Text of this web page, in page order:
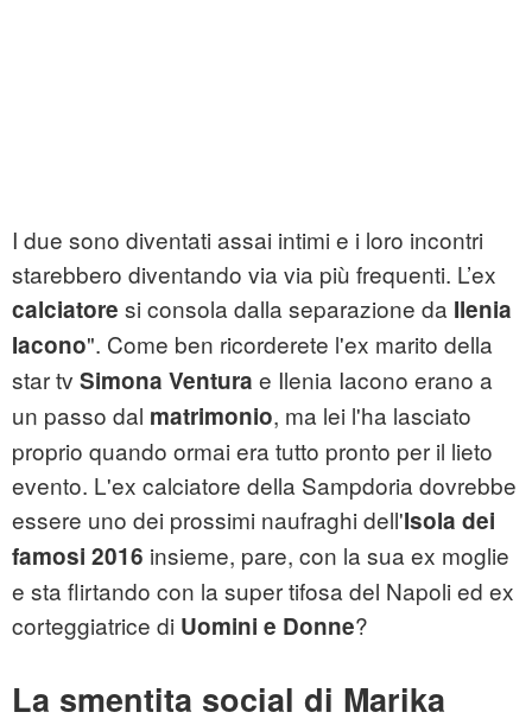
I due sono diventati assai intimi e i loro incontri
starebbero diventando via via più frequenti. L’ex
calciatore si consola dalla separazione da Ilenia
Iacono". Come ben ricorderete l'ex marito della
star tv Simona Ventura e Ilenia Iacono erano a
un passo dal matrimonio, ma lei l'ha lasciato
proprio quando ormai era tutto pronto per il lieto
evento. L'ex calciatore della Sampdoria dovrebbe
essere uno dei prossimi naufraghi dell'Isola dei
famosi 2016 insieme, pare, con la sua ex moglie
e sta flirtando con la super tifosa del Napoli ed ex
corteggiatrice di Uomini e Donne?
La smentita social di Marika